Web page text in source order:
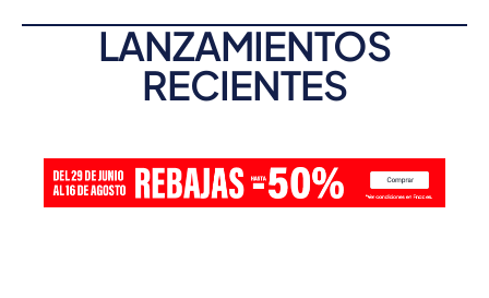
LANZAMIENTOS
RECIENTES